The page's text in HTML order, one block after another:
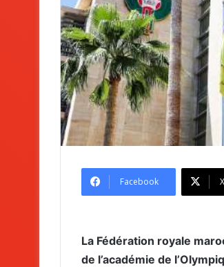
Facebook X
La Fédération royale
de l’académie de